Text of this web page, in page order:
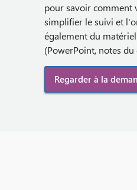
pour savoir comment
simplifier le suivi et
également du
(PowerPoint, notes
Regarder à la